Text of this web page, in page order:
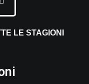
LE STAGIONI